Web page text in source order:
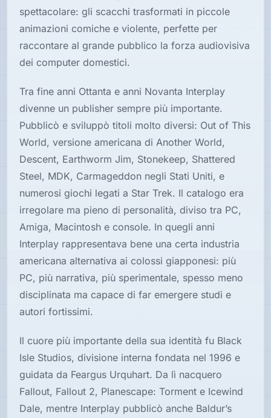
spettacolare: gli scacchi trasformati in piccole
animazioni comiche e violente, perfette per
raccontare al grande pubblico la forza audiovisiva
dei computer domestici.
Tra fine anni Ottanta e anni Novanta Interplay
divenne un publisher sempre più importante.
Pubblicò e sviluppò titoli molto diversi: Out of This
World, versione americana di Another World,
Descent, Earthworm Jim, Stonekeep, Shattered
Steel, MDK, Carmageddon negli Stati Uniti, e
numerosi giochi legati a Star Trek. Il catalogo era
irregolare ma pieno di personalità, diviso tra PC,
Amiga, Macintosh e console. In quegli anni
Interplay rappresentava bene una certa industria
americana alternativa ai colossi giapponesi: più
PC, più narrativa, più sperimentale, spesso meno
disciplinata ma capace di far emergere studi e
autori fortissimi.
Il cuore più importante della sua identità fu Black
Isle Studios, divisione interna fondata nel 1996 e
guidata da Feargus Urquhart. Da lì nacquero
Fallout, Fallout 2, Planescape: Torment e Icewind
Dale, mentre Interplay pubblicò anche Baldur’s